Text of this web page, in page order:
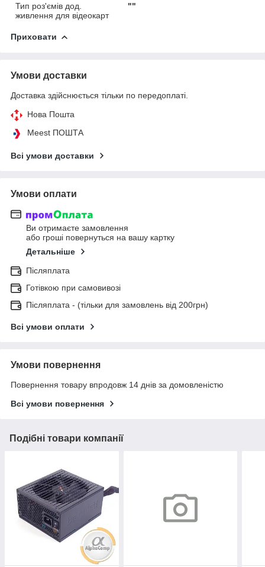
Тип роз'ємів дод.
живлення для відеокарт
""
Приховати
Умови доставки
Доставка здійснюється тільки по передоплаті.
Нова Пошта
Meest ПОШТА
Всі умови доставки
Умови оплати
Ви отримаєте замовлення
або гроші повернуться на вашу картку
Детальніше
Післяплата
Готівкою при самовивозі
Післяплата - (тільки для замовлень від 200грн)
Всі умови оплати
Умови повернення
Повернення товару впродовж 14 днів за домовленістю
Всі умови повернення
Подібні товари компанії